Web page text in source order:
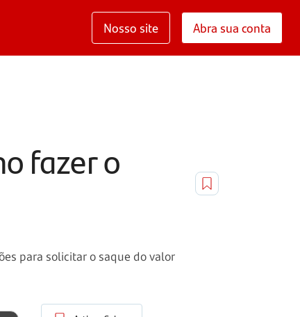
Nosso site Abra sua conta
fazer o
para solicitar o saque do valor